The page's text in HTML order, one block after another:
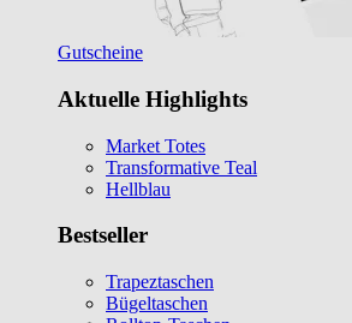
Gutscheine
Aktuelle Highlights
Market Totes
Transformative Teal
Hellblau
Bestseller
Trapeztaschen
Bügeltaschen